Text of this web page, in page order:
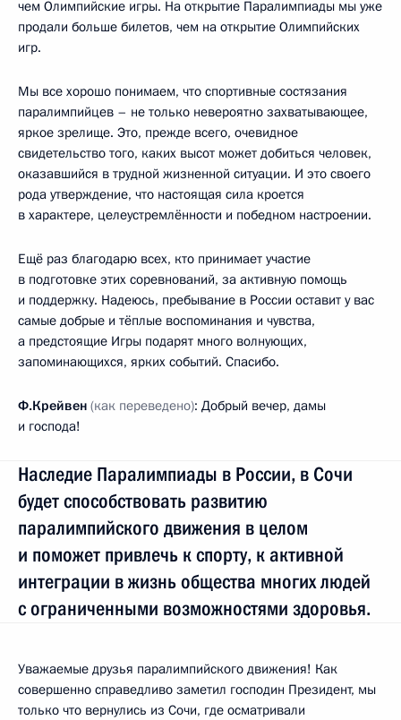
чем Олимпийские игры. На открытие Паралимпиады мы уже
продали больше билетов, чем на открытие Олимпийских
игр.
Мы все хорошо понимаем, что спортивные состязания
паралимпийцев – не только невероятно захватывающее,
яркое зрелище. Это, прежде всего, очевидное
свидетельство того, каких высот может добиться человек,
оказавшийся в трудной жизненной ситуации. И это своего
рода утверждение, что настоящая сила кроется
в характере, целеустремлённости и победном настроении.
Ещё раз благодарю всех, кто принимает участие
в подготовке этих соревнований, за активную помощь
и поддержку. Надеюсь, пребывание в России оставит у вас
самые добрые и тёплые воспоминания и чувства,
а предстоящие Игры подарят много волнующих,
запоминающихся, ярких событий. Спасибо.
Ф.Крейвен (как переведено): Добрый вечер, дамы
и господа!
Наследие Паралимпиады в России, в Сочи
будет способствовать развитию
паралимпийского движения в целом
и поможет привлечь к спорту, к активной
интеграции в жизнь общества многих людей
с ограниченными возможностями здоровья.
Уважаемые друзья паралимпийского движения! Как
совершенно справедливо заметил господин Президент, мы
только что вернулись из Сочи, где осматривали